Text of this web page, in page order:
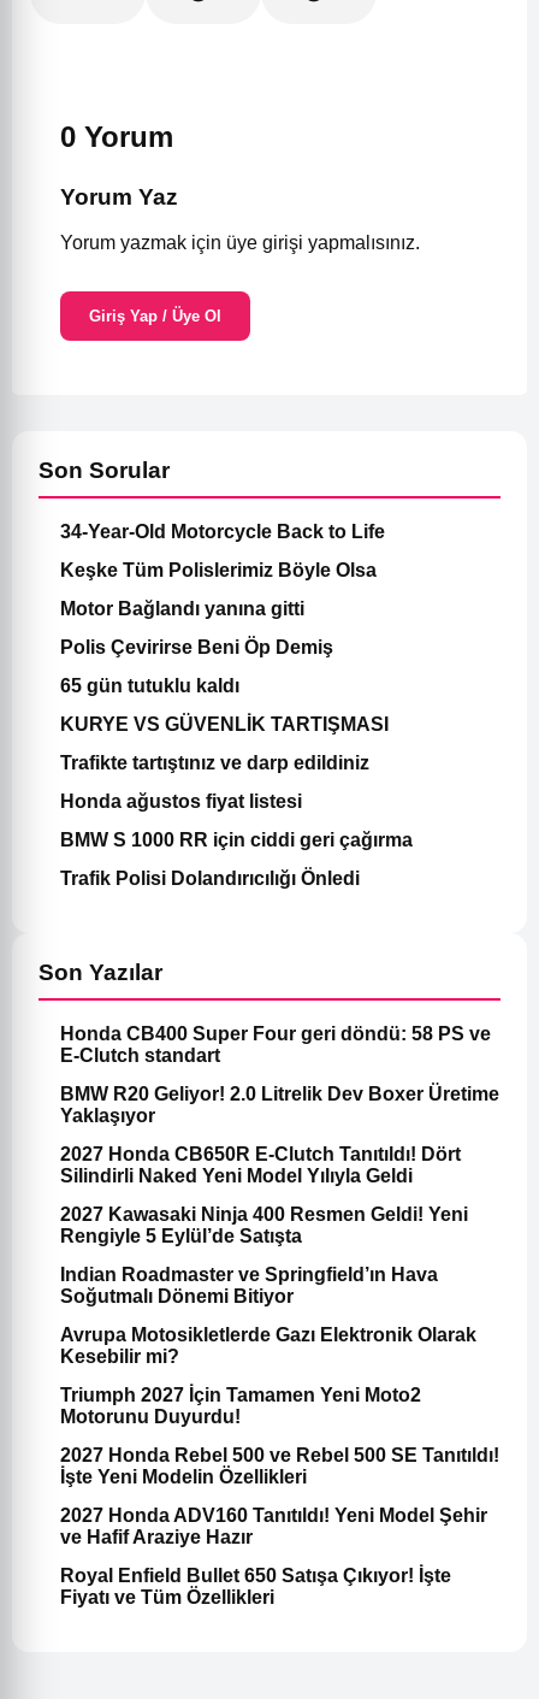
0 Yorum
Yorum Yaz
Yorum yazmak için üye girişi yapmalısınız.
Giriş Yap / Üye Ol
Son Sorular
34-Year-Old Motorcycle Back to Life
Keşke Tüm Polislerimiz Böyle Olsa
Motor Bağlandı yanına gitti
Polis Çevirirse Beni Öp Demiş
65 gün tutuklu kaldı
KURYE VS GÜVENLİK TARTIŞMASI
Trafikte tartıştınız ve darp edildiniz
Honda ağustos fiyat listesi
BMW S 1000 RR için ciddi geri çağırma
Trafik Polisi Dolandırıcılığı Önledi
Son Yazılar
Honda CB400 Super Four geri döndü: 58 PS ve
E-Clutch standart
BMW R20 Geliyor! 2.0 Litrelik Dev Boxer Üretime
Yaklaşıyor
2027 Honda CB650R E-Clutch Tanıtıldı! Dört
Silindirli Naked Yeni Model Yılıyla Geldi
2027 Kawasaki Ninja 400 Resmen Geldi! Yeni
Rengiyle 5 Eylül’de Satışta
Indian Roadmaster ve Springfield’ın Hava
Soğutmalı Dönemi Bitiyor
Avrupa Motosikletlerde Gazı Elektronik Olarak
Kesebilir mi?
Triumph 2027 İçin Tamamen Yeni Moto2
Motorunu Duyurdu!
2027 Honda Rebel 500 ve Rebel 500 SE Tanıtıldı!
İşte Yeni Modelin Özellikleri
2027 Honda ADV160 Tanıtıldı! Yeni Model Şehir
ve Hafif Araziye Hazır
Royal Enfield Bullet 650 Satışa Çıkıyor! İşte
Fiyatı ve Tüm Özellikleri